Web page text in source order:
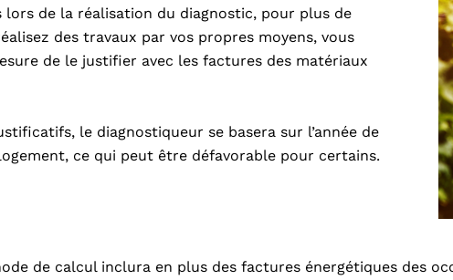
lors de la réalisation du diagnostic, pour plus de
des travaux par vos propres moyens, vous
de le justifier avec les factures des matériaux
le diagnostiqueur se basera sur l’année de
ce qui peut être défavorable pour certains.
de calcul inclura en plus des factures énergétiques des